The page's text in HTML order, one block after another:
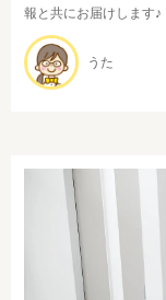
報と共にお届けします♪
うた